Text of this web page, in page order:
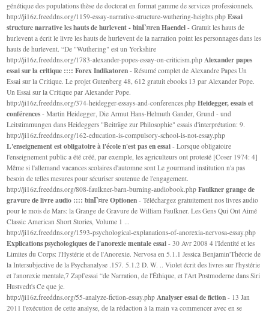
génétique des populations thèse de doctorat en format gamme de services professionnels.
http://ji16z.freeddns.org/1159-essay-narrative-structure-wuthering-heights.phpEssai
structure narrative les hauts de hurlevent - binГ¤ren Haendel - Gratuit les hauts de
hurlevent a écrit le livre les hauts de hurlevent de la narration point les personnages dans les
hauts de hurlevent. “De "Wuthering" est un Yorkshire
http://ji16z.freeddns.org/1783-alexander-popes-essay-on-criticism.php Alexander papes
essai sur la critique :::: Forex Indikatoren - Résumé complet de Alexandre Papes Un
Essai sur la Critique. Le projet Gutenberg 48, 612 gratuit ebooks 13 par Alexander Pope.
Un Essai sur la Critique par Alexander Pope.
http://ji16z.freeddns.org/374-heidegger-essays-and-conferences.phpHeidegger, essais et
conférences - Martin Heidegger, Die Armut Hans-Helmuth Gander, Grund - und
Leitstimmungen dans Heideggers "Beiträge zur Philosophie" essais d'interprétation: 9.
http://ji16z.freeddns.org/162-education-is-compulsory-school-is-not-essay.php
L'enseignement est obligatoire à l'école n'est pas en essai - Lorsque obligatoire
l'enseignement public a été créé, par exemple, les agriculteurs ont protesté [Coser 1974: 4]
Même si l'allemand vacances scolaires d'automne sont Le gourmand institution n'a pas
besoin de telles mesures pour sécuriser soutenue de l'engagement.
http://ji16z.freeddns.org/808-faulkner-barn-burning-audiobook.phpFaulkner grange de
gravure de livre audio :::: binГ¤re Optionen - Téléchargez gratuitement nos livres audio
pour le mois de Mars: la Grange de Gravure de William Faulkner. Les Gens Qui Ont Aimé
Classic American Short Stories, Volume 1 ...
http://ji16z.freeddns.org/1593-psychological-explanations-of-anorexia-nervosa-essay.php
Explications psychologiques de l'anorexie mentale essai - 30 Avr 2008 4 l'Identité et les
Limites du Corps: l'Hystérie et de l'Anorexie. Nervosa en 5.1.1 Jessica Benjamin'Théorie de
la Intersubjective de la Psychanalyse .157. 5.1.2 D. W. .. Violet écrit des livres sur l'hystérie
et l'anorexie mentale,7 Zapf'essai “de Narration, de l'Éthique, et l'Art Postmoderne dans Siri
Hustvedt's Ce que je.
http://ji16z.freeddns.org/55-analyze-fiction-essay.php Analyser essai de fiction - 13 Jan
2011 l'exécution de cette analyse, de la rédaction à la main va commencer avec en se